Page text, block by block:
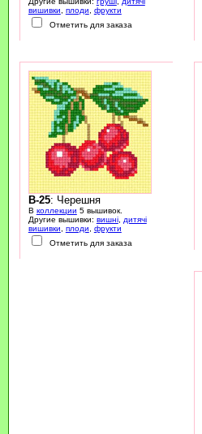
вишивки
плоди
фрукти
Отметить для заказа
B-25: Черешня
В коллекции 5 вышивок.
Другие вышивки: вишні,
дитячі
вишивки
плоди
фрукти
Отметить для заказа